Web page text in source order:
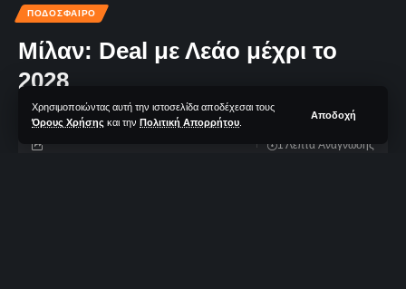
Χρησιμοποιώντας αυτή την ιστοσελίδα αποδέχεσαι τους
Όρους Χρήσης και την Πολιτική Απορρήτου
Αποδοχή
ΠΟΔΟΣΦΑΙΡΟ
Μίλαν: Deal με Λεάο μέχρι το
2028
1 Λεπτά Aνάγνωσης